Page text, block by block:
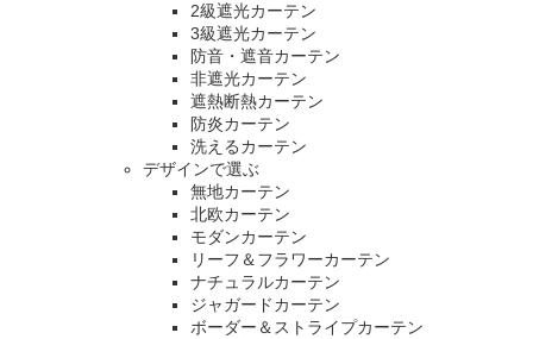
2級遮光カーテン
3級遮光カーテン
防音・遮音カーテン
非遮光カーテン
遮熱断熱カーテン
防炎カーテン
洗えるカーテン
デザインで選ぶ
無地カーテン
北欧カーテン
モダンカーテン
リーフ＆フラワーカーテン
ナチュラルカーテン
ジャガードカーテン
ボーダー＆ストライプカーテン